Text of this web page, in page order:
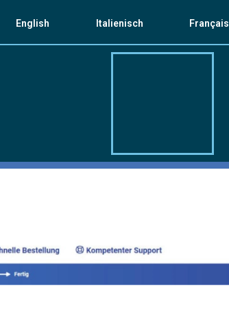
English Italienisch Français